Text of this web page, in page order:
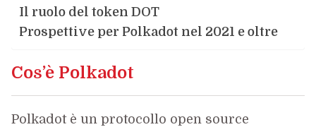
Il ruolo del token DOT
Prospettive per Polkadot nel 2021 e oltre
Cos’è Polkadot
Polkadot è un protocollo open source